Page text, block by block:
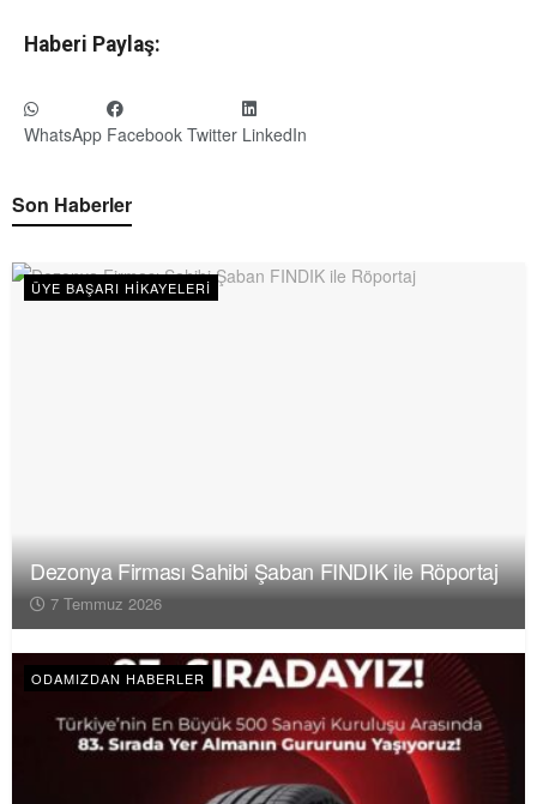
Haberi Paylaş:
WhatsApp Facebook Twitter LinkedIn
Son Haberler
ÜYE BAŞARI HIKAYELERI
Dezonya Firması Sahibi Şaban FINDIK ile Röportaj
7 Temmuz 2026
ODAMIZDAN HABERLER